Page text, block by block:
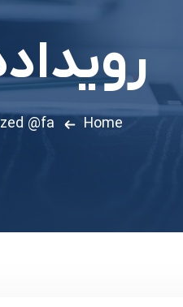
Home
@fa